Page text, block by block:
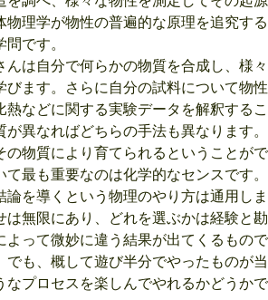
物理学が物性の普遍的な原理を追究す
です。
は自分で何らかの物質を合成し、様
びます。さらに自分の試料について物
熱などに関する実験データを解釈する
が異なればどちらの手法も異なります
の物質により育てられるということがで
最も重要なのは化学的なセンスです
論を導くという物理のやり方は通用し
は無限にあり、どれを選ぶかは経験と
よって微妙に違う結果が出てくるもの
でも、概して遊び半分でやったものが
なプロセスを楽しんでやれるかどうか